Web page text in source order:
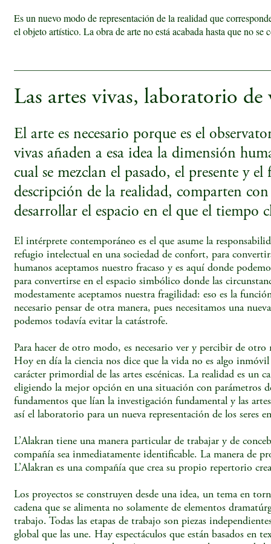
Es un nuevo modo de representación de la realidad que
el objeto artístico. La obra de arte no está acabada hasta que no se
Las artes vivas, laboratorio de
El arte es necesario porque es el
vivas añaden a esa idea la dimensión
cual se mezclan el pasado, el presente y
descripción de la realidad, comparten
desarrollar el espacio en el que el tiempo
El intérprete contemporáneo es el que asume la
refugio intelectual en una sociedad de confort, para
humanos aceptamos nuestro fracaso y es aquí donde
para convertirse en el espacio simbólico donde las
modestamente aceptamos nuestra fragilidad: eso es la
necesario pensar de otra manera, pues necesitamos una
podemos todavía evitar la catástrofe.
Para hacer de otro modo, es necesario ver y percibir de
Hoy en día la ciencia nos dice que la vida no es algo
carácter primordial de las artes escénicas. La realidad es un
eligiendo la mejor opción en una situación con parámetros
fundamentos que lían la investigación fundamental y las
así el laboratorio para un nueva representación de los seres
L’Alakran tiene una manera particular de trabajar y de
compañía sea inmediatamente identificable. La manera de
L’Alakran es una compañía que crea su propio repertorio
Los proyectos se construyen desde una idea, un tema en
cadena que se alimenta no solamente de elementos
trabajo. Todas las etapas de trabajo son piezas
global que las une. Hay espectáculos que están basados en